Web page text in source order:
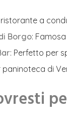
ristorante a
Borgo:
: Perfetto per
paninoteca di